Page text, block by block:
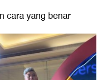
cara yang benar